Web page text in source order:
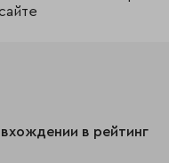
в рейтинг